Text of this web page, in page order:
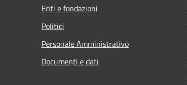
Enti e fondazioni
Politici
Personale Amministrativo
Documenti e dati